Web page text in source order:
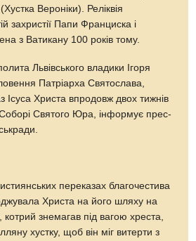
Вероніки). Реліквія
захристії Папи Франциска і
з Ватикану 100 років тому.
Львівського владики Ігоря
Патріарха Святослава,
Ісуса Христа впродовж двох тижнів
Святого Юра, інформує прес-
переказах благочестива
Христа на його шляху на
знемагав під вагою хреста,
хустку, щоб він міг витерти з